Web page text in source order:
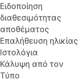
Ειδοποίηση
διαθεσιμότητας
αποθέματος
Επαλήθευση ηλικίας
Ιστολόγια
Κάλυψη από τον
Τύπο